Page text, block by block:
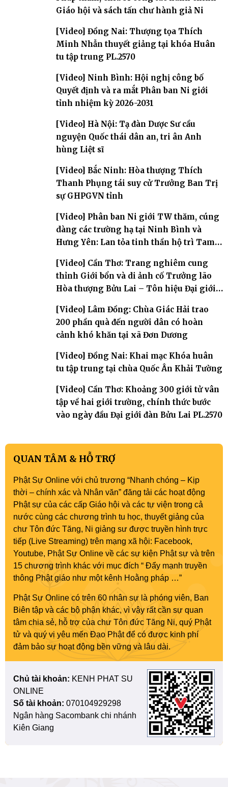
Giáo hội và sách tấn chư hành giả Ni
[Video] Đồng Nai: Thượng tọa Thích
Minh Nhẫn thuyết giảng tại khóa Huân
tu tập trung PL.2570
[Video] Ninh Bình: Hội nghị công bố
Quyết định và ra mắt Phân ban Ni giới
tỉnh nhiệm kỳ 2026-2031
[Video] Hà Nội: Tạ đàn Dược Sư cầu
nguyện Quốc thái dân an, tri ân Anh
hùng Liệt sĩ
[Video] Bắc Ninh: Hòa thượng Thích
Thanh Phụng tái suy cử Trưởng Ban Trị
sự GHPGVN tỉnh
[Video] Phân ban Ni giới TW thăm, cúng
dàng các trường hạ tại Ninh Bình và
Hưng Yên: Lan tỏa tinh thần hộ trì Tam
[Video] Cần Thơ: Trang nghiêm cung
thỉnh Giới bổn và di ảnh cố Trưởng lão
Hòa thượng Bửu Lai – Tôn hiệu Đại giới
[Video] Lâm Đồng: Chùa Giác Hải trao
200 phần quà đến người dân có hoàn
cảnh khó khăn tại xã Đơn Dương
[Video] Đồng Nai: Khai mạc Khóa huân
tu tập trung tại chùa Quốc Ân Khải Tường
[Video] Cần Thơ: Khoảng 300 giới tử vân
tập về hai giới trường, chính thức bước
vào ngày đầu Đại giới đàn Bửu Lai PL.2570
QUAN TÂM & HỖ TRỢ
Phật Sự Online với chủ trương “Nhanh chóng – Kịp
thời – chính xác và Nhân văn” đăng tải các hoạt động
Phật sự của các cấp Giáo hội và các tự viện trong cả
nước cùng các chương trình tu học, thuyết giảng của
chư Tôn đức Tăng, Ni giảng sư được truyền hình trực
tiếp (Live Streaming) trên mạng xã hội: Facebook,
Youtube, Phật Sự Online về các sự kiện Phật sự và trên
15 chương trình khác với mục đích “ Đẩy mạnh truyền
thông Phật giáo như một kênh Hoằng pháp …”
Phật Sự Online có trên 60 nhân sự là phóng viên, Ban
Biên tập và các bộ phận khác, vì vậy rất cần sự quan
tâm chia sẻ, hỗ trợ của chư Tôn đức Tăng Ni, quý Phật
tử và quý vị yêu mến Đạo Phật để có được kinh phí
đảm bảo sự hoạt động bền vững và lâu dài.
Chủ tài khoản: KENH PHAT SU
ONLINE
Số tài khoản: 070104929298
Ngân hàng Sacombank chi nhánh
Kiên Giang